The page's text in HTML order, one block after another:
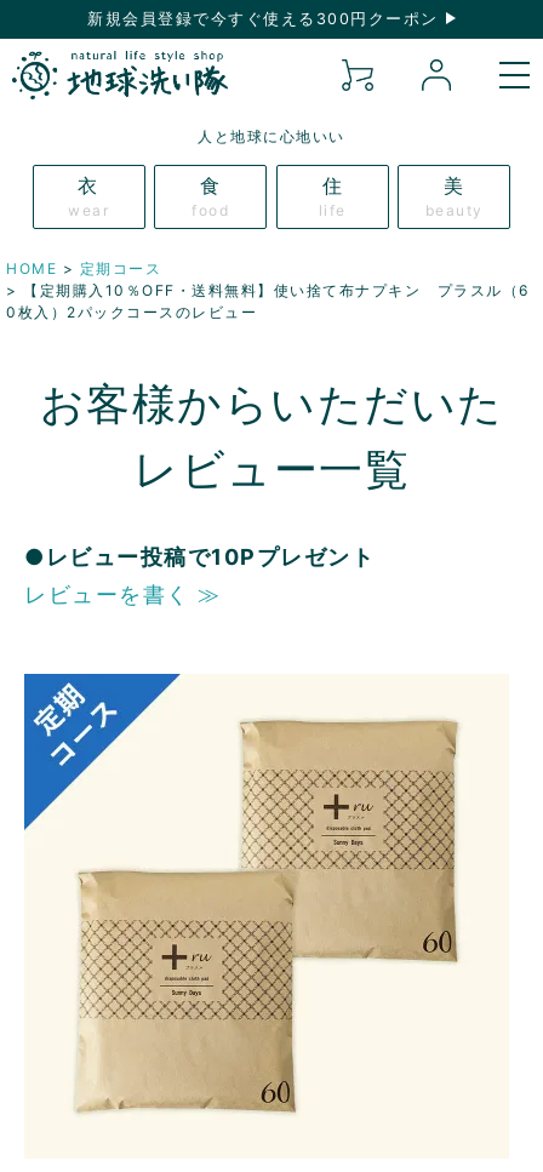
新規会員登録で今すぐ使える300円クーポン
人と地球に心地いい
衣
wear
食
food
住
life
美
beauty
HOME
定期コース
【定期購入10％OFF・送料無料】使い捨て布ナプキン プラスル（6
0枚入）2パックコースのレビュー
お客様からいただいた
レビュー一覧
●レビュー投稿で10Pプレゼント
レビューを書く ≫